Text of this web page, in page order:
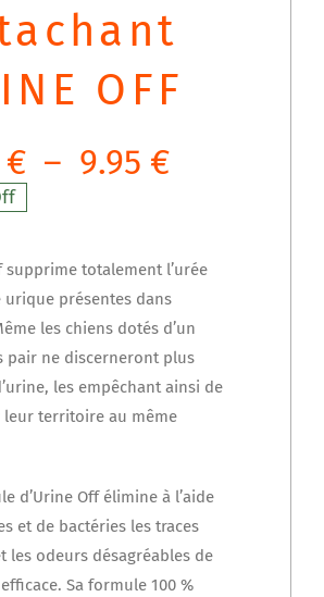
OFF
€ – 9.95 €Plage
4.95 €
à
9.95 €
supprime totalement l’urée
urique présentes dans
les chiens dotés d’un
pair ne discerneront plus
les empêchant ainsi de
leur territoire au même
d’Urine Off élimine à l’aide
et de bactéries les traces
les odeurs désagréables de
Sa formule 100 %